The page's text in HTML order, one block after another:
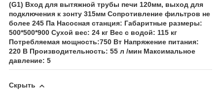
(G1) Вход для вытяжной трубы печи 120мм, выход для
подключения к зонту 315мм Сопротивление фильтров не
более 245 Па Насосная станция: Габаритные размеры:
500*500*900 Сухой вес: 24 кг Вес с водой: 115 кг
Потребляемая мощность:750 Вт Напряжение питания:
220 В Производительность: 55 л /мин Максимальное
давление: 5
Скрыть